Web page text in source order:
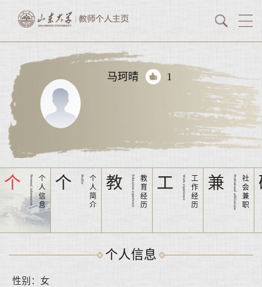
马珂晴 1
个 Personal information
个
人
信
息
个 Profile
个
人
简
介
教 Education experience
教
育
经
历
工 Work experience
工
作
经
历
兼 Professional affiliations
社
会
兼
职
个人信息
性别：女